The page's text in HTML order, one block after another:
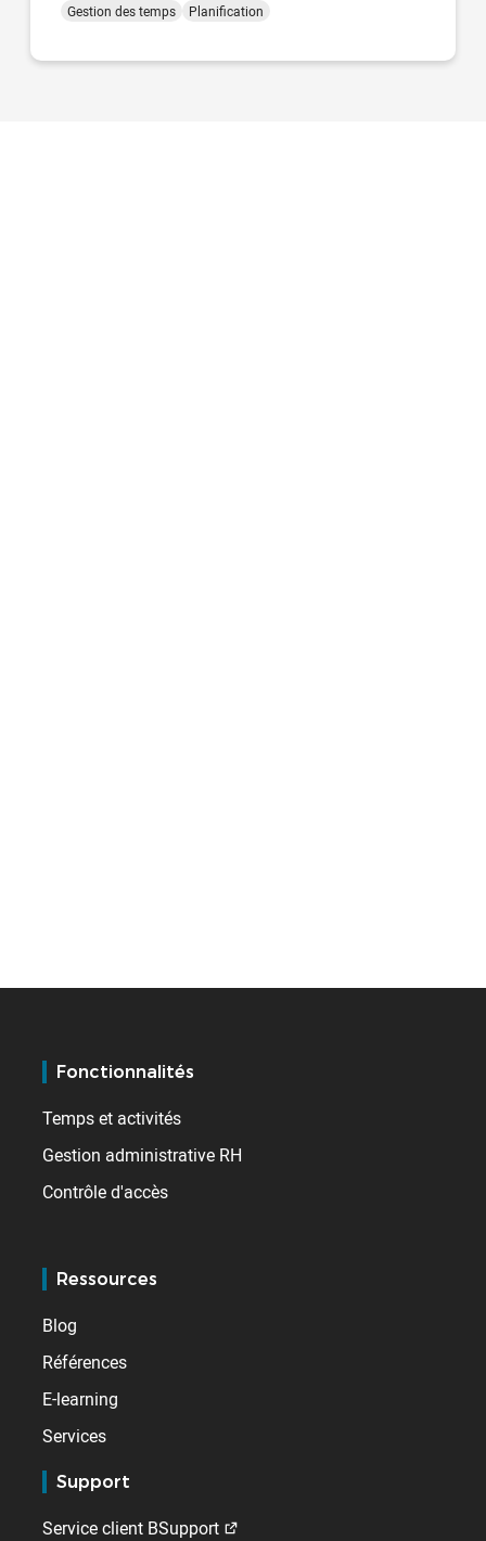
Gestion des temps Planification
Fonctionnalités
Temps et activités
Gestion administrative RH
Contrôle d'accès
Ressources
Blog
Références
E-learning
Services
Support
Service client BSupport